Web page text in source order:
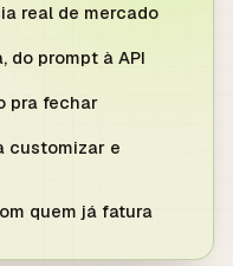
real de mercado
do prompt à API
pra fechar
customizar e
quem já fatura